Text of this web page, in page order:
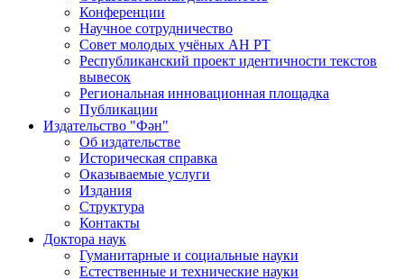
Конференции
Научное сотрудничество
Совет молодых учёных АН РТ
Республиканский проект идентичности текстов
вывесок
Региональная инновационная площадка
Публикации
Издательство "Фән"
Об издательстве
Историческая справка
Оказываемые услуги
Издания
Структура
Контакты
Доктора наук
Гуманитарные и социальные науки
Естественные и технические науки